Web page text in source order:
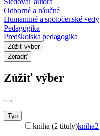
Odborné a náučné
Humanitné a spoločenské vedy
Pedagogika
Predškolská pedagogika
Zúžiť výber
Zoradiť
Zúžiť výber
Typ
kniha (2 tituly)kniha2